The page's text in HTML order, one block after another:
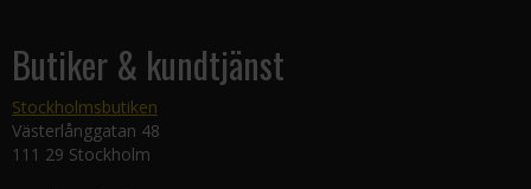
Butiker & kundtjänst
Stockholmsbutiken
Västerlånggatan 48
111 29 Stockholm